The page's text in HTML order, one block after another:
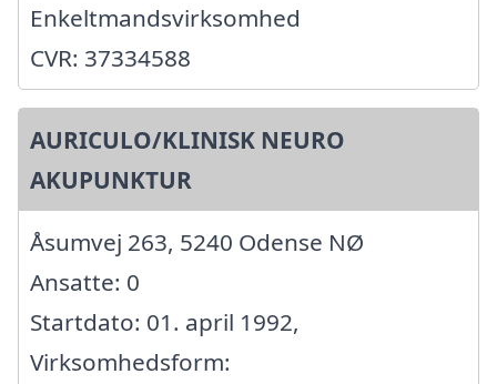
Enkeltmandsvirksomhed
CVR: 37334588
AURICULO/KLINISK NEURO
AKUPUNKTUR
Åsumvej 263, 5240 Odense NØ
Ansatte: 0
Startdato: 01. april 1992,
Virksomhedsform: